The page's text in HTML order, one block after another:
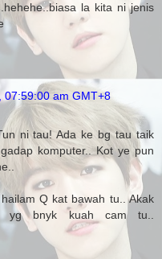
la kita ni jenis
07:59:00 am GMT+8
ni tau! Ada ke bg tau taik
komputer.. Kot ye pun
Q kat bawah tu.. Akak
yg bnyk kuah cam tu..